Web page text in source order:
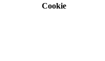
Cookie